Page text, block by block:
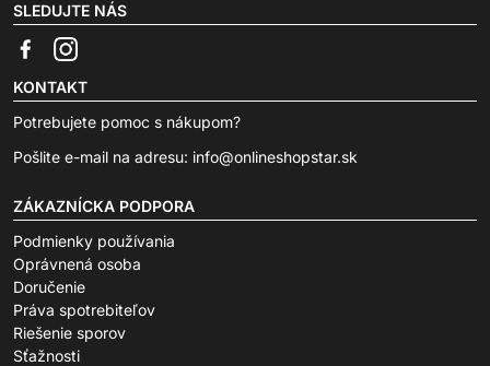
SLEDUJTE NÁS
KONTAKT
Potrebujete pomoc s nákupom?
Pošlite e-mail na adresu: info@onlineshopstar.sk
ZÁKAZNÍCKA PODPORA
Podmienky používania
Oprávnená osoba
Doručenie
Práva spotrebiteľov
Riešenie sporov
Sťažnosti